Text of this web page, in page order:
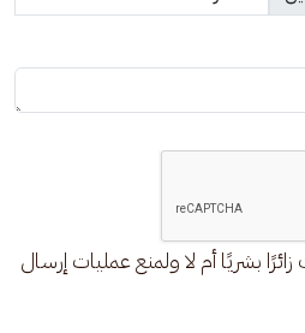
بشريًا أم لا ولمنع عمليات إرسال